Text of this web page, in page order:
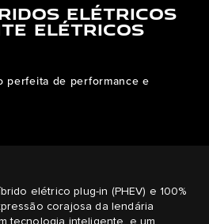
ELÉTRICOS
ELÉTRICOS
perfeita de performance e
elétrico plug-in (PHEV) e 100%
corajosa da lendária
tecnologia inteligente, e um